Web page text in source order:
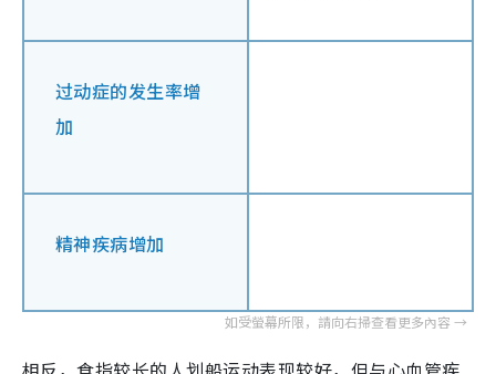
过动症的发生率增
加
精神疾病增加